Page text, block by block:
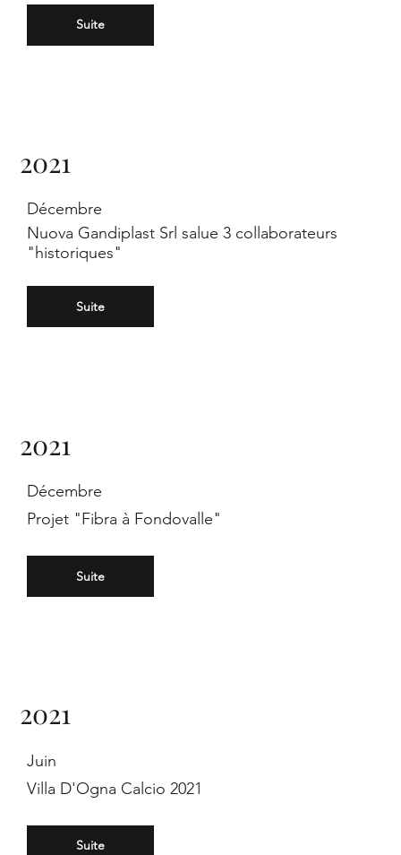
Suite
2021
Décembre
Nuova Gandiplast Srl salue 3 collaborateurs
"historiques"
Suite
2021
Décembre
Projet "Fibra à Fondovalle"
Suite
2021
Juin
Villa D'Ogna Calcio 2021
Suite